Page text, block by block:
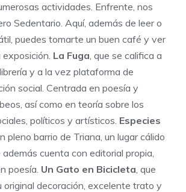
actividades. Enfrente, nos
Sedentario . Aquí, además de leer o
puedes tomarte un buen café y ver
La Fuga , que se califica a
y a la vez plataforma de
social. Centrada en poesía y
así como en teoría sobre los
políticos y artísticos. Especies
pleno barrio de Triana, un lugar cálido
cuenta con editorial propia,
poesía. Un Gato en Bicicleta , que
original decoración, excelente trato y